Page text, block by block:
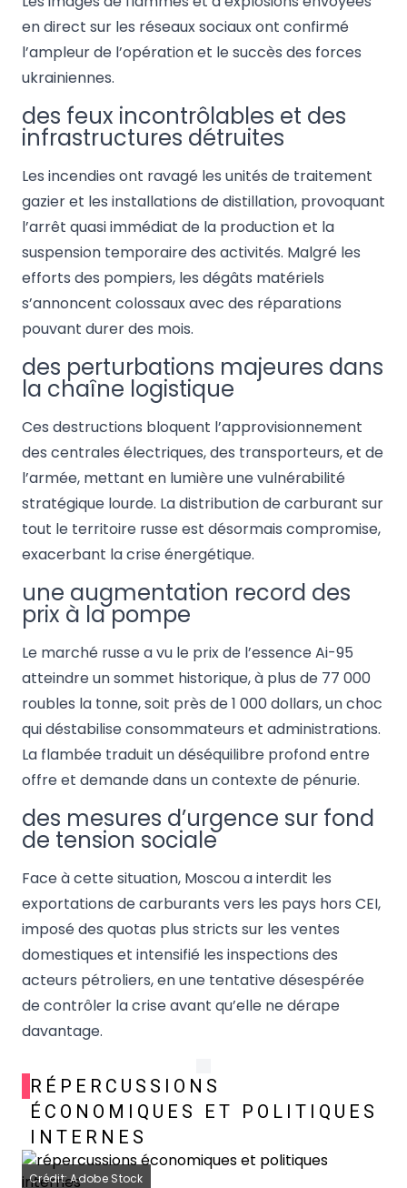
en direct sur les réseaux sociaux ont confirmé
l’ampleur de l’opération et le succès des forces
ukrainiennes.
des feux incontrôlables et des
infrastructures détruites
Les incendies ont ravagé les unités de traitement
gazier et les installations de distillation, provoquant
l’arrêt quasi immédiat de la production et la
suspension temporaire des activités. Malgré les
efforts des pompiers, les dégâts matériels
s’annoncent colossaux avec des réparations
pouvant durer des mois.
des perturbations majeures dans
la chaîne logistique
Ces destructions bloquent l’approvisionnement
des centrales électriques, des transporteurs, et de
l’armée, mettant en lumière une vulnérabilité
stratégique lourde. La distribution de carburant sur
tout le territoire russe est désormais compromise,
exacerbant la crise énergétique.
une augmentation record des
prix à la pompe
Le marché russe a vu le prix de l’essence Ai-95
atteindre un sommet historique, à plus de 77 000
roubles la tonne, soit près de 1 000 dollars, un choc
qui déstabilise consommateurs et administrations.
La flambée traduit un déséquilibre profond entre
offre et demande dans un contexte de pénurie.
des mesures d’urgence sur fond
de tension sociale
Face à cette situation, Moscou a interdit les
exportations de carburants vers les pays hors CEI,
imposé des quotas plus stricts sur les ventes
domestiques et intensifié les inspections des
acteurs pétroliers, en une tentative désespérée
de contrôler la crise avant qu’elle ne dérape
davantage.
RÉPERCUSSIONS
ÉCONOMIQUES ET POLITIQUES
INTERNES
Crédit: Adobe Stock